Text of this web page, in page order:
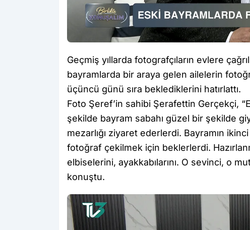
Geçmiş yıllarda fotografçıların evlere
bayramlarda bir araya gelen ailelerin
üçüncü günü sıra beklediklerini hatırlattı.
Foto Şeref’in sahibi Şerafettin Gerçekçi,
şekilde bayram sabahı güzel bir şekilde
mezarlığı ziyaret ederlerdi. Bayramın
fotoğraf çekilmek için beklerlerdi.
elbiselerini, ayakkabılarını. O sevinci, o
konuştu.